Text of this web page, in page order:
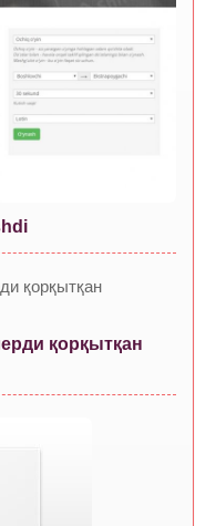
қорқытқан